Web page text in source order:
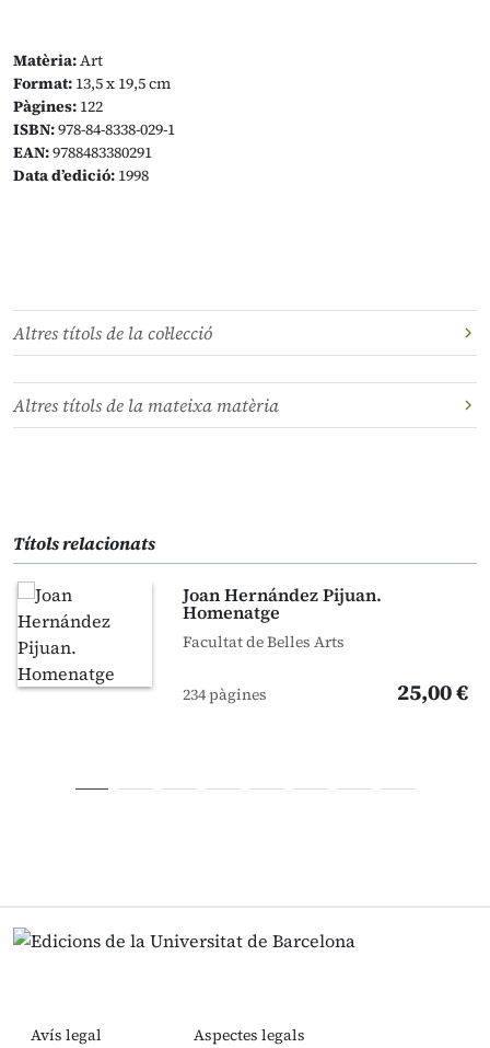
Matèria:Art
Format: 13,5 x 19,5 cm
Pàgines: 122
ISBN:978-84-8338-029-1
EAN:9788483380291
Data d’edició: 1998
Altres títols de la col·lecció
Altres títols de la mateixa matèria
Títols relacionats
Joan Hernández Pijuan.
Homenatge
Facultat de Belles Arts
234 pàgines 25,00 €
Avís legal
Aspectes legals